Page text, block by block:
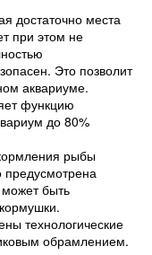
достаточно места
при этом не
Это позволит
аквариуме.
функцию
до 80%
рыбы
предусмотрена
быть
технологические
обрамлением.